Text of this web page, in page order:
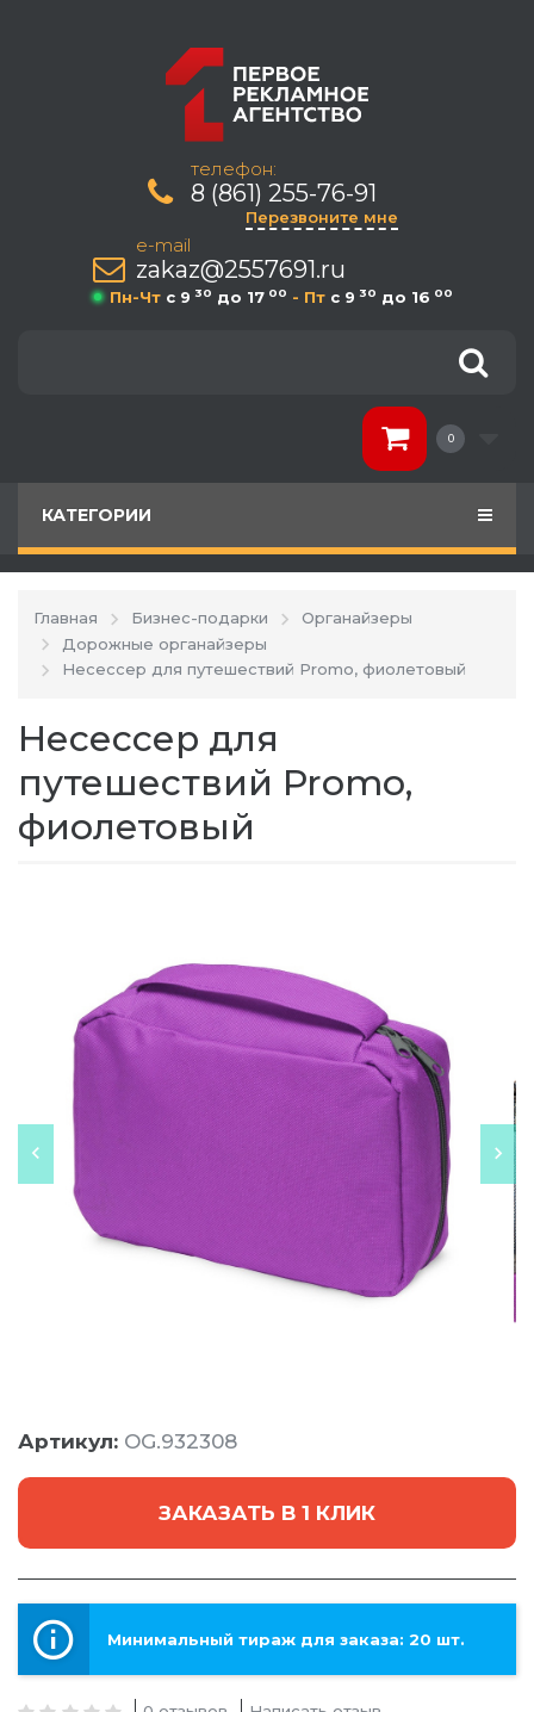
телефон:
8 (861) 255-76-91
Перезвоните мне
e-mail
zakaz@2557691.ru
Пн-Чт c 9 30 до 17 00 - Пт c 9 30 до 16 00
0
КАТЕГОРИИ
Главная Бизнес-подарки
Органайзеры
Дорожные органайзеры
Несессер для путешествий Promo, фиолетовый
Несессер для
путешествий Promo,
фиолетовый
Артикул: OG.932308
ЗАКАЗАТЬ В 1 КЛИК
Минимальный тираж для заказа: 20 шт.